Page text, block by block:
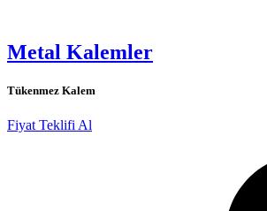
Metal Kalemler
Tükenmez Kalem
Fiyat Teklifi Al